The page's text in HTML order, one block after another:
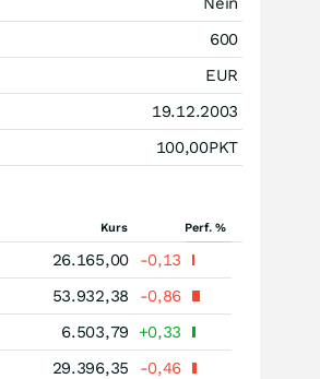
600
EUR
19.12.2003
100,00PKT
Kurs Perf. %
26.165,00
-0,13
53.932,38
-0,86
6.503,79
+0,33
29.396,35
-0,46